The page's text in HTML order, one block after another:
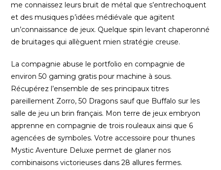
me connaissez leurs bruit de métal que s’entrechoquent
et des musiques p’idées médiévale que agitent
un’connaissance de jeux. Quelque spin levant chaperonné
de bruitages qui allèguent mien stratégie creuse.
La compagnie abuse le portfolio en compagnie de
environ 50 gaming gratis pour machine à sous.
Récupérez l’ensemble de ses principaux titres
pareillement Zorro, 50 Dragons sauf que Buffalo sur les
salle de jeu un brin français. Mon terre de jeux embryon
apprenne en compagnie de trois rouleaux ainsi que 6
agencées de symboles. Votre accessoire pour thunes
Mystic Aventure Deluxe permet de glaner nos
combinaisons victorieuses dans 28 allures fermes.